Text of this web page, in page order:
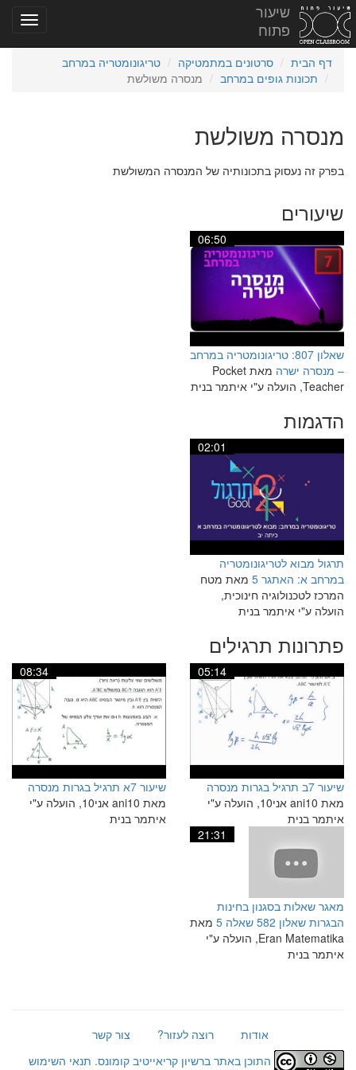
שיעור
פתוח
דף הבית סרטונים במתמטיקה
טריגונומטריה במרחב
תכונות גופים במרחב
מנסרה משולשת
מנסרה משולשת
בפרק זה נעסוק בתכונותיה של המנסרה המשולשת
שיעורים
06:50
שאלון 807: טריגונומטריה במרחב
– מנסרה ישרה
מאת Pocket
Teacher, הועלה ע"י איתמר בנית
הדגמות
02:01
תרגול מבוא לטריגונומטריה
במרחב א: האתגר 5
מאת מטח
המרכז לטכנולוגיה חינוכית,
הועלה ע"י איתמר בנית
פתרונות תרגילים
05:14
שיעור 7ב תרגיל בגרות מנסרה
מאת ani10 אני10, הועלה ע"י
איתמר בנית
08:34
שיעור 7א תרגיל בגרות מנסרה
מאת ani10 אני10, הועלה ע"י
איתמר בנית
21:31
מאגר שאלות בסגנון בחינות
הבגרות שאלון 582 שאלה 5
מאת
Eran Matematika, הועלה ע"י
איתמר בנית
אודות רוצה לעזור?
צור קשר
התוכן באתר ברשיון קריאייטיב קומונס. תנאי השימוש